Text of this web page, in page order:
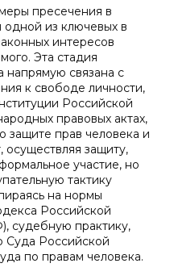
пресечения в
одной из ключевых в
интересов
Эта стадия
напрямую связана с
к свободе личности,
Российской
правовых актах,
защите прав человека и
защиту,
участие, но
тактику
на нормы
Российской
практику,
Суда Российской
по правам человека.